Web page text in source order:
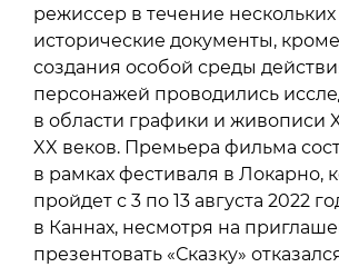
режиссер в течение нескольких
исторические документы, кроме
создания особой среды
персонажей проводились
в области графики и живописи
XX веков. Премьера фильма
в рамках фестиваля в Локарно,
пройдет с 3 по 13 августа 2022
в Каннах, несмотря на
презентовать «Сказку»